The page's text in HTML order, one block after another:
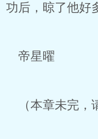
功后，晾了他好
帝星曜
（本章未完，